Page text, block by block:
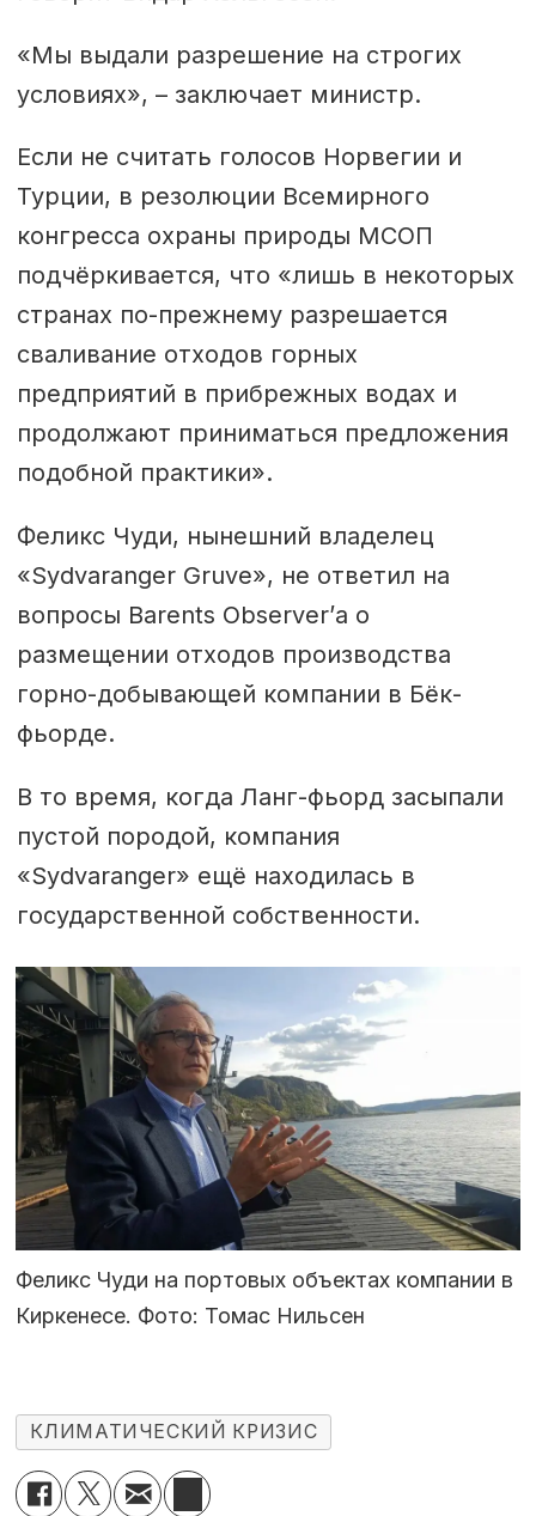
«Мы выдали разрешение на строгих
условиях», – заключает министр.
Если не считать голосов Норвегии и
Турции, в резолюции Всемирного
конгресса охраны природы МСОП
подчёркивается, что «лишь в некоторых
странах по-прежнему разрешается
сваливание отходов горных
предприятий в прибрежных водах и
продолжают приниматься предложения
подобной практики».
Феликс Чуди, нынешний владелец
«Sydvaranger Gruve», не ответил на
вопросы Barents Observer’а о
размещении отходов производства
горно-добывающей компании в Бёк-
фьорде.
В то время, когда Ланг-фьорд засыпали
пустой породой, компания
«Sydvaranger» ещё находилась в
государственной собственности.
Феликс Чуди на портовых объектах компании в
Киркенесе. Фото: Томас Нильсен
КЛИМАТИЧЕСКИЙ КРИЗИС